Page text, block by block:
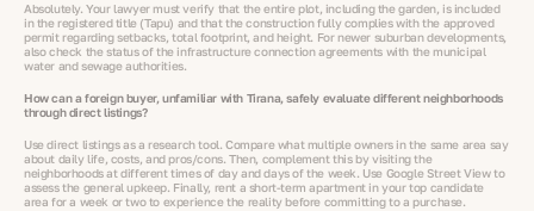
Absolutely. Your lawyer must verify that the entire plot, including the garden, is included
in the registered title (Tapu) and that the construction fully complies with the approved
permit regarding setbacks, total footprint, and height. For newer suburban developments,
also check the status of the infrastructure connection agreements with the municipal
water and sewage authorities.
How can a foreign buyer, unfamiliar with Tirana, safely evaluate different neighborhoods
through direct listings?
Use direct listings as a research tool. Compare what multiple owners in the same area say
about daily life, costs, and pros/cons. Then, complement this by visiting the
neighborhoods at different times of day and days of the week. Use Google Street View to
assess the general upkeep. Finally, rent a short-term apartment in your top candidate
area for a week or two to experience the reality before committing to a purchase.